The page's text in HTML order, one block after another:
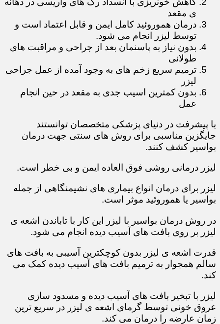
ی مقعد
درمان هموروئید کامل ایمن و قابل اعتماد است و
توسط لیزر انجام می شود.
بدون نیاز به پاسنمان بعد از جراحی و مراقبت های
طولانی
ترمیم سریع زخم های به وجود آمده از عمل جراحی
لیزر
بدون کمترین اسیب جدی به مقعد در حین انجام
عمل
با پیشرفت در دنیای پزشکی متخصصان توانستند
جایگزین مناسبی برای روش های سنتی جهت درمان
بواسیر کشف کنند.
لیزر درمانی روشی فوق العاده ایمن و بی خطر است.
لیزر برای درمان انواع بیماری های نشیمنگاهی از جمله
بواسیر یا هموروئید موثر است.
در روش درمان بواسیر با لیزر این کار با تاباندن اشعه ی
لیزر بر روی بافت های آسیب دیده انجام می شود.
قدرت اشعه ی لیزر بدون کوچکترین آسیبی به بافت های
سالم همجوار به ترمیم بافت های آسیب دیده کمک می
کند.
لیزر با تبخیر بافت های آسیب دیده و مسدود سازی
عروق خونی توسط گرمای اشعه ی لیزر در سریع ترین
زمان عارضه را درمان می کند.